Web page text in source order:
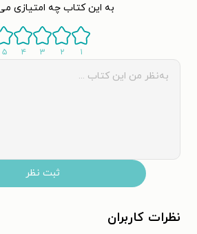
به این کتاب چه امتیازی
۱ ۲ ۳ ۴ ۵
ثبت نظر
نظرات کاربران